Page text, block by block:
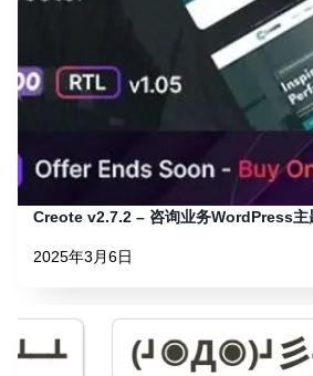
Creote v2.7.2 – 咨询业务WordPress主
2025年3月6日